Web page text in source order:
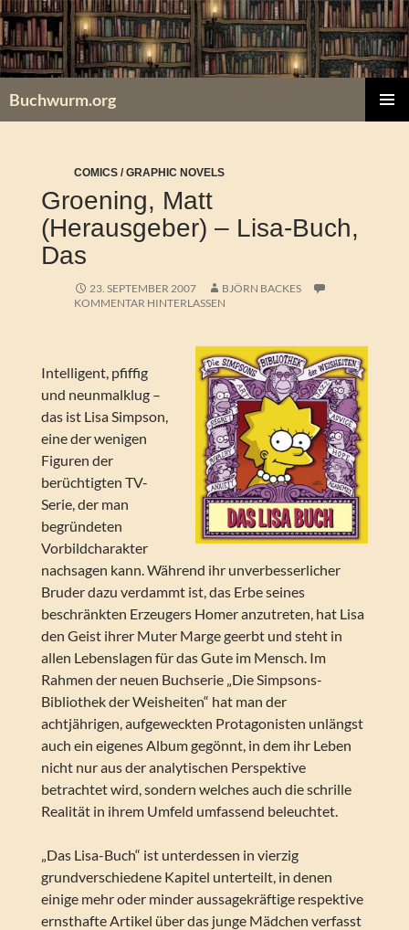
Zum
Inhalt
springen
Buchwurm.org
COMICS / GRAPHIC NOVELS
Groening, Matt
(Herausgeber) – Lisa-Buch,
Das
23. SEPTEMBER 2007
BJÖRN BACKES
KOMMENTAR HINTERLASSEN
Intelligent, pfiffig
und neunmalklug –
das ist Lisa Simpson,
eine der wenigen
Figuren der
berüchtigten TV-
Serie, der man
begründeten
Vorbildcharakter
nachsagen kann. Während ihr unverbesserlicher
Bruder dazu verdammt ist, das Erbe seines
beschränkten Erzeugers Homer anzutreten, hat Lisa
den Geist ihrer Muter Marge geerbt und steht in
allen Lebenslagen für das Gute im Mensch. Im
Rahmen der neuen Buchserie „Die Simpsons-
Bibliothek der Weisheiten“ hat man der
achtjährigen, aufgeweckten Protagonisten unlängst
auch ein eigenes Album gegönnt, in dem ihr Leben
nicht nur aus der analytischen Perspektive
betrachtet wird, sondern welches auch die schrille
Realität in ihrem Umfeld umfassend beleuchtet.
„Das Lisa-Buch“ ist unterdessen in vierzig
grundverschiedene Kapitel unterteilt, in denen
einige mehr oder minder aussagekräftige respektive
ernsthafte Artikel über das junge Mädchen verfasst